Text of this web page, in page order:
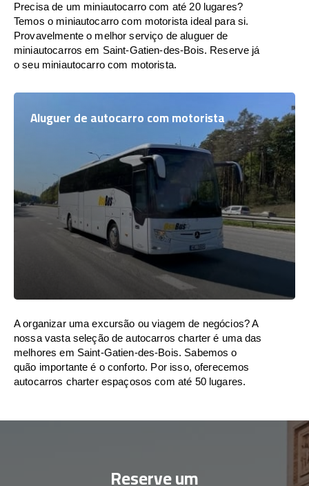
Precisa de um miniautocarro com até 20 lugares?
Temos o miniautocarro com motorista ideal para si.
Provavelmente o melhor serviço de aluguer de
miniautocarros em Saint-Gatien-des-Bois. Reserve já
o seu miniautocarro com motorista.
Aluguer de autocarro com motorista
A organizar uma excursão ou viagem de negócios? A
nossa vasta seleção de autocarros charter é uma das
melhores em Saint-Gatien-des-Bois. Sabemos o
quão importante é o conforto. Por isso, oferecemos
autocarros charter espaçosos com até 50 lugares.
Reserve um